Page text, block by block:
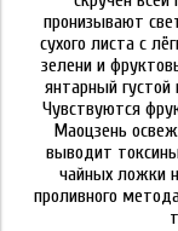
пронизывают
сухого листа с
зелени и
янтарный густой
Чувствуются
Маоцзень
выводит
чайных ложки
проливного